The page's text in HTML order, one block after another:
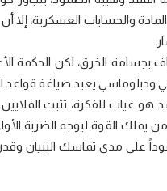
والحسابات العسكرية، إلا أن
بجسامة الخرق، لكن الحكمة
يعيد صياغة قواعد
هو غياب للفكرة، تثبت
يملك القوة ليوجه الضربة
على مدى تماسك البنيان